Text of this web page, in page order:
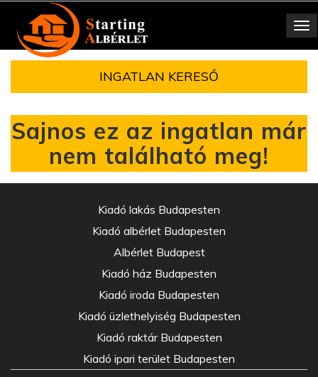
Toggle
navigation
INGATLAN KERESŐ
Sajnos ez az ingatlan már
nem található meg!
Kiadó lakás Budapesten
Kiadó albérlet Budapesten
Albérlet Budapest
Kiadó ház Budapesten
Kiadó iroda Budapesten
Kiadó üzlethelyiség Budapesten
Kiadó raktár Budapesten
Kiadó ipari terület Budapesten